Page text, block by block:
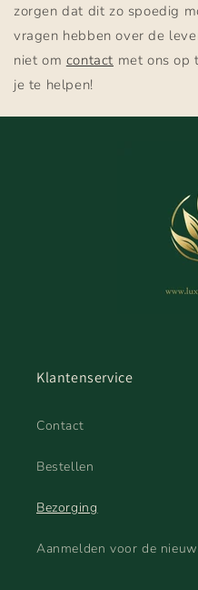
zorgen dat dit zo spoedig
vragen hebben over de
niet om contact met ons op
je te helpen!
Klantenservice
Contact
Bestellen
Bezorging
Aanmelden voor de